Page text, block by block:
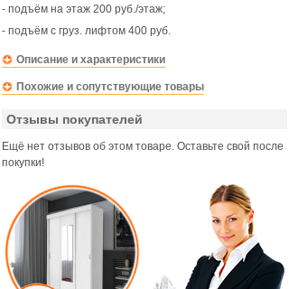
- подъём на этаж 200 руб./этаж;
- подъём с груз. лифтом 400 руб.
Описание и характеристики
Похожие и сопутствующие товары
Отзывы покупателей
Ещё нет отзывов об этом товаре. Оставьте свой после
покупки!